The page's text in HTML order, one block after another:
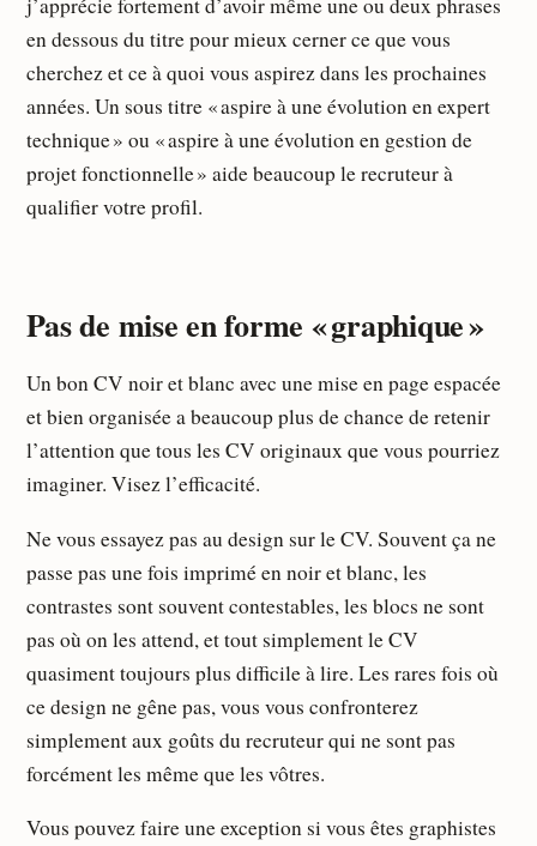
j’apprécie fortement d’avoir même une ou deux phrases
en dessous du titre pour mieux cerner ce que vous
cherchez et ce à quoi vous aspirez dans les prochaines
années. Un sous titre « aspire à une évolution en expert
technique » ou « aspire à une évolution en gestion de
projet fonctionnelle » aide beaucoup le recruteur à
qualifier votre profil.
Pas de mise en forme « graphique »
Un bon CV noir et blanc avec une mise en page espacée
et bien organisée a beaucoup plus de chance de retenir
l’attention que tous les CV originaux que vous pourriez
imaginer. Visez l’efficacité.
Ne vous essayez pas au design sur le CV. Souvent ça ne
passe pas une fois imprimé en noir et blanc, les
contrastes sont souvent contestables, les blocs ne sont
pas où on les attend, et tout simplement le CV
quasiment toujours plus difficile à lire. Les rares fois où
ce design ne gêne pas, vous vous confronterez
simplement aux goûts du recruteur qui ne sont pas
forcément les même que les vôtres.
Vous pouvez faire une exception si vous êtes graphistes